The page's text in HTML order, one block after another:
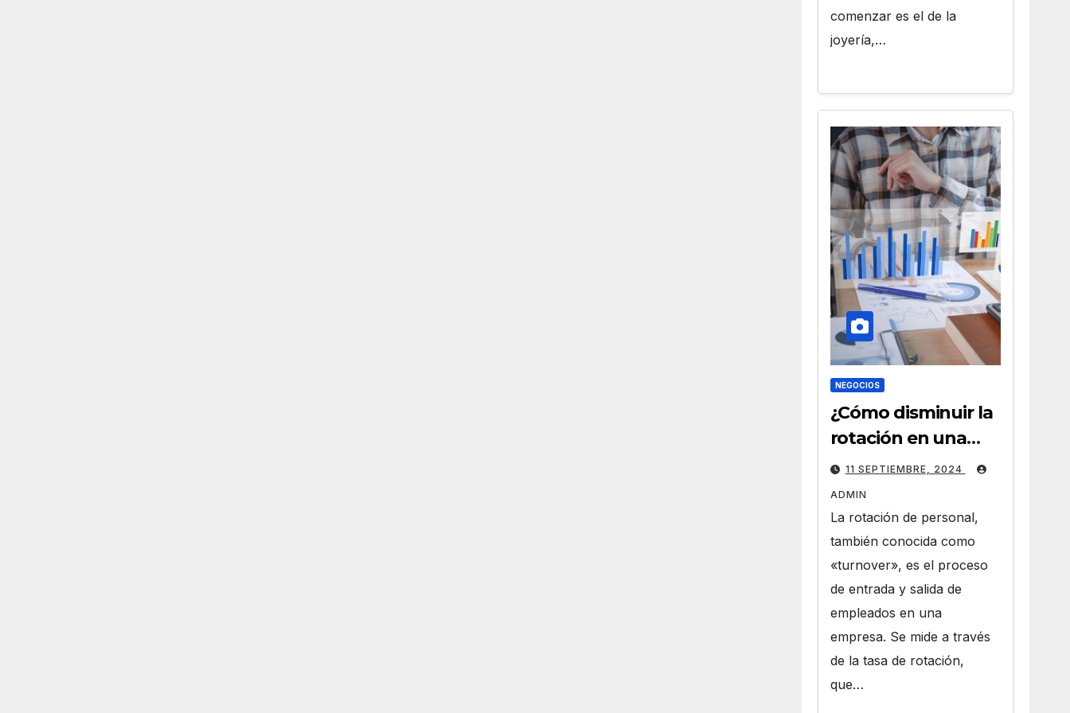
comenzar es el de la
joyería,…
NEGOCIOS
¿Cómo disminuir la
rotación en una
empresa a través
de HR Analytics?
11 SEPTIEMBRE, 2024
ADMIN
La rotación de personal,
también conocida como
«turnover», es el proceso
de entrada y salida de
empleados en una
empresa. Se mide a través
de la tasa de rotación,
que…